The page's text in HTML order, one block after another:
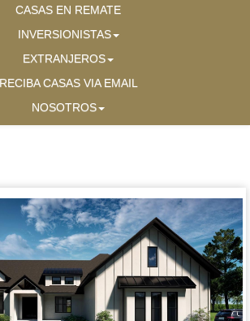
CASAS EN REMATE
INVERSIONISTAS
EXTRANJEROS
RECIBA CASAS VIA EMAIL
NOSOTROS